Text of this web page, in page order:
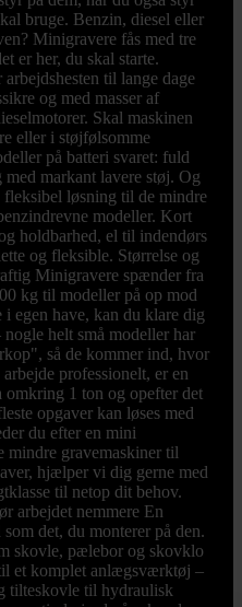
bruge. Benzin, diesel eller
Minigravere fås med tre
er her, du skal starte.
til lange dage
og med masser af
Skal maskinen
eller i støjfølsomme
på batteri svaret: fuld
markant lavere støj. Og
løsning til de mindre
modeller. Kort
holdbarhed, el til indendørs
og fleksible. Størrelse og
Minigravere spænder fra
kg til modeller på op mod
i egen have, kan du klare dig
helt små modeller har
så de kommer ind, hvor
professionelt, er en
omkring 1 ton og opefter det
opgaver kan løses med
du efter en mini
mindre gravemaskiner til
hjælper vi dig gerne med
til netop dit behov.
arbejdet nemmere En
det, du monterer på den.
skovle, pælebor og skovklo
et komplet anlægsværktøj –
tilteskovle til hydraulisk